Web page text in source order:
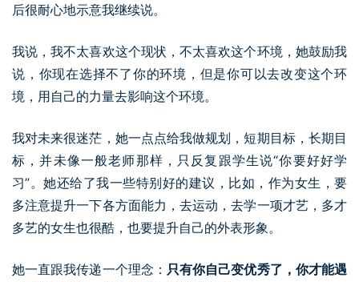
后很耐心地示意我继续说。
我说，我不太喜欢这个现状，不太喜欢这个环境，她鼓励我
说，你现在选择不了你的环境，但是你可以去改变这个环
境，用自己的力量去影响这个环境。
我对未来很迷茫，她一点点给我做规划，短期目标，长期目
标，并未像一般老师那样，只反复跟学生说“你要好好学
习”。她还给了我一些特别好的建议，比如，作为女生，要
多注意提升一下各方面能力，去运动，去学一项才艺，多才
多艺的女生也很酷，也要提升自己的外表形象。
她一直跟我传递一个理念： 只有你自己变优秀了，你才能遇